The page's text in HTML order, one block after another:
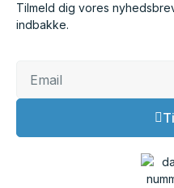
Tilmeld dig vores
indbakke.